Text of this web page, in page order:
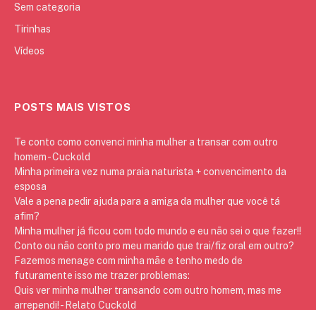
Sem categoria
Tirinhas
Vídeos
POSTS MAIS VISTOS
Te conto como convenci minha mulher a transar com outro
homem - Cuckold
Minha primeira vez numa praia naturista + convencimento da
esposa
Vale a pena pedir ajuda para a amiga da mulher que você tá
afim?
Minha mulher já ficou com todo mundo e eu não sei o que fazer!!
Conto ou não conto pro meu marido que trai/fiz oral em outro?
Fazemos menage com minha mãe e tenho medo de
futuramente isso me trazer problemas:
Quis ver minha mulher transando com outro homem, mas me
arrependi! - Relato Cuckold